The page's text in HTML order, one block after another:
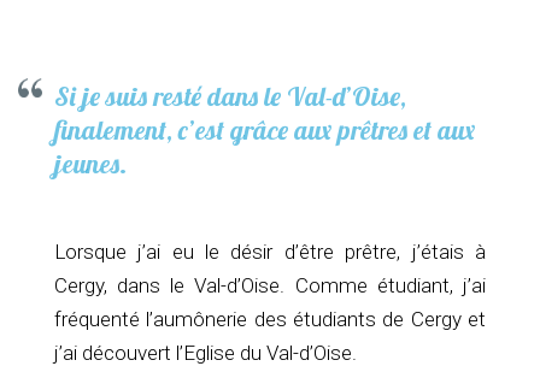
Si je suis resté dans le Val-d’Oise,
finalement, c’est grâce aux prêtres et aux
jeunes.
Lorsque j’ai eu le désir d’être prêtre, j’étais à
Cergy, dans le Val-d’Oise. Comme étudiant, j’ai
fréquenté l’aumônerie des étudiants de Cergy et
j’ai découvert l’Eglise du Val-d’Oise.